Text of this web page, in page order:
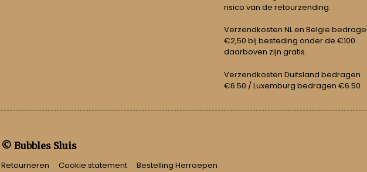
risico van de retourzending.
Verzendkosten NL en Belgie
€2,50 bij besteding onder de €100
daarboven zijn gratis.
Verzendkosten Duitsland bedragen
€6.50 / Luxemburg bedragen €6.50
© Bubbles Sluis
Retourneren Cookie statement Bestelling Herroepen